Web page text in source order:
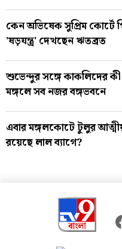
কেন অভিষেক সুপ্রিম কোর্টে
'ষড়যন্ত্র' দেখছেন ঋতব্রত
শুভেন্দুর সঙ্গে কাকলিদের
মঙ্গলে সব নজর বঙ্গভবনে
এবার মঙ্গলকোটে টুলুর
রয়েছে লাল ব্যাগে?